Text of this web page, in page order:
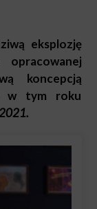
eksplozję
koncepcją
w tym roku